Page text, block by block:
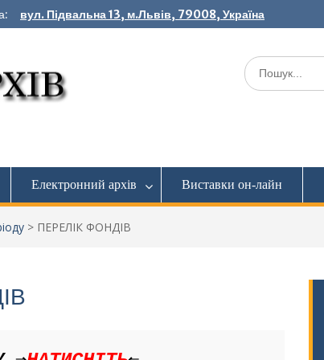
вул. Підвальна 13, м.Львів, 79008, Україна
Шукати:
Електронний архів Виставки он-лайн
> ПЕРЕЛІК ФОНДІВ